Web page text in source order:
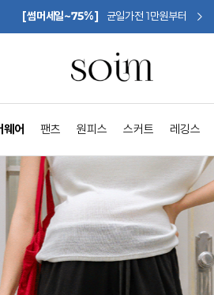
[썸머세일~75%] 균일가전 1만원부터
웨어 팬츠 원피스 스커트 레깅스